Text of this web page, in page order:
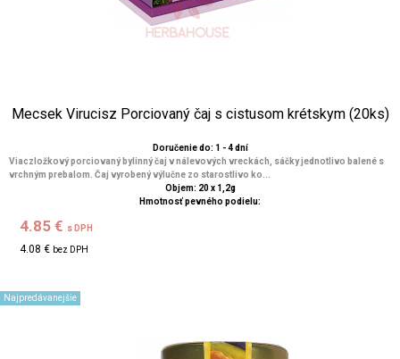
Mecsek Virucisz Porciovaný čaj s cistusom krétskym (20ks)
Doručenie do: 1 - 4 dní
Viaczložkový porciovaný bylinný čaj v nálevových vreckách, sáčky jednotlivo balené s
vrchným prebalom. Čaj vyrobený výlučne zo starostlivo ko...
Objem: 20 x 1,2g
Hmotnosť pevného podielu:
4.85 € s DPH
4.08 € bez DPH
Najpredávanejšie